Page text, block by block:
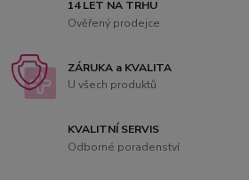
14 LET NA TRHU
Ověřený prodejce
ZÁRUKA a KVALITA
U všech produktů
KVALITNÍ SERVIS
Odborné poradenství